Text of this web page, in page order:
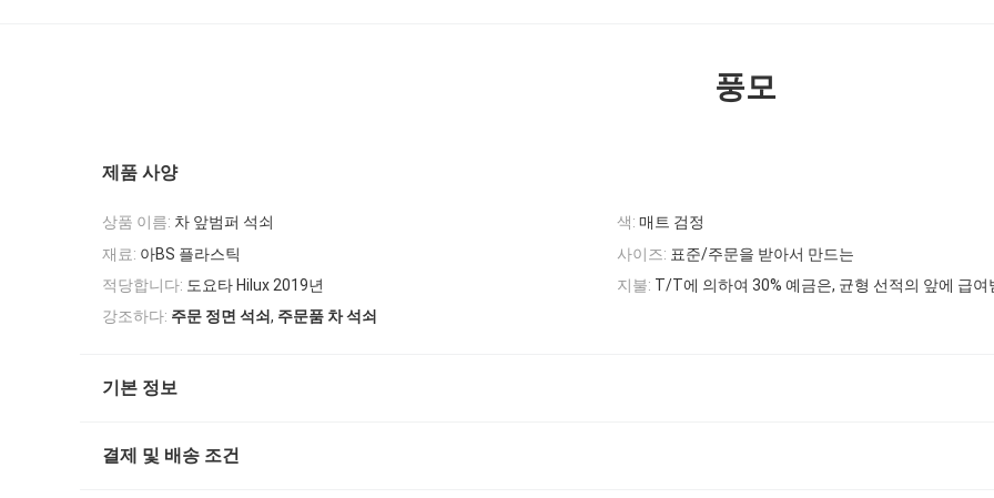
풍모
제품 사양
상품 이름: 차 앞범퍼 석쇠 색: 매트 검정
재료: 아BS 플라스틱 사이즈: 표준/주문을 받아서 만드는
적당합니다: 도요타 Hilux 2019년 지불: T/T에 의하여 30% 예금은, 균형 선적의 앞에 급여
강조하다: 주문 정면 석쇠, 주문품 차 석쇠
기본 정보
결제 및 배송 조건